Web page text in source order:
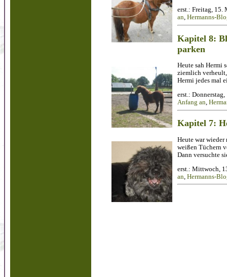
erst.: Freitag,
an, Hermanns-
Kapitel 8:
parken
Heute sah Hermi
ziemlich
Hermi jedes mal
erst.:
Anfang an,
Kapitel 7:
Heute war
weißen Tüchern
Dann versuchte
erst.: Mittwoch,
an, Hermanns-